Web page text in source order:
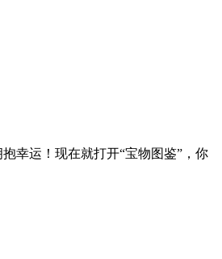
幸运！现在就打开“宝物图鉴”，你